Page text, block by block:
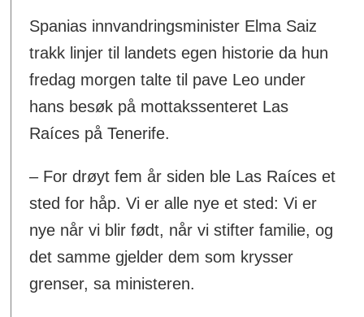
Spanias innvandringsminister Elma Saiz
trakk linjer til landets egen historie da hun
fredag morgen talte til pave Leo under
hans besøk på mottakssenteret Las
Raíces på Tenerife.
– For drøyt fem år siden ble Las Raíces et
sted for håp. Vi er alle nye et sted: Vi er
nye når vi blir født, når vi stifter familie, og
det samme gjelder dem som krysser
grenser, sa ministeren.